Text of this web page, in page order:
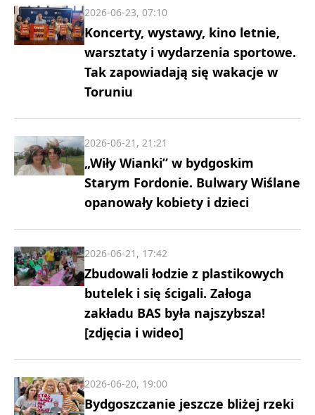
Koncerty, wystawy, kino letnie,
warsztaty i wydarzenia sportowe.
Tak zapowiadają się wakacje w
Toruniu
2026-06-23, 07:10
„Wiły Wianki” w bydgoskim
Starym Fordonie. Bulwary Wiślane
opanowały kobiety i dzieci
2026-06-21, 21:21
Zbudowali łodzie z plastikowych
butelek i się ścigali. Załoga
zakładu BAS była najszybsza!
[zdjęcia i wideo]
2026-06-21, 17:42
Bydgoszczanie jeszcze bliżej rzeki
2026-06-20, 19:00